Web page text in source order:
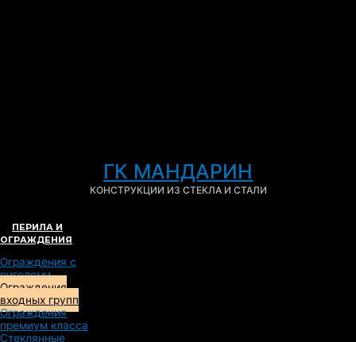
ГК МАНДАРИН
КОНСТРУКЦИИ ИЗ СТЕКЛА И СТАЛИ
ПЕРИЛА И
ОГРАЖДЕНИЯ
Ограждения с
ригелями
Ограждения
входных групп
Ограждения
премиум класса
Стеклянные